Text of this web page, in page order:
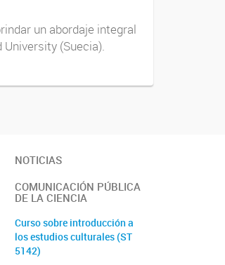
un abordaje integral
(Suecia).
NOTICIAS
COMUNICACIÓN PÚBLICA
DE LA CIENCIA
Curso sobre introducción a
los estudios culturales (ST
5142)